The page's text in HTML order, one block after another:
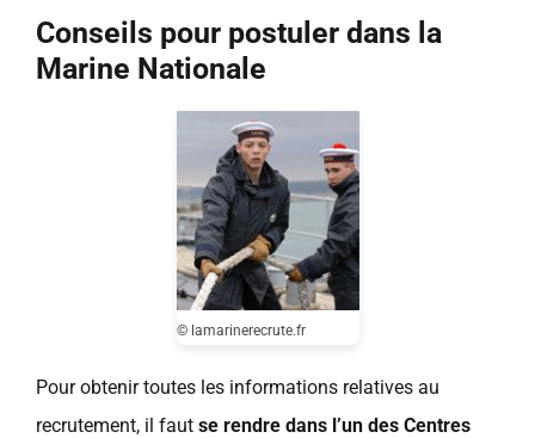
Conseils pour postuler dans la
Marine Nationale
© lamarinerecrute.fr
Pour obtenir toutes les informations relatives au
recrutement, il faut se rendre dans l’un des Centres